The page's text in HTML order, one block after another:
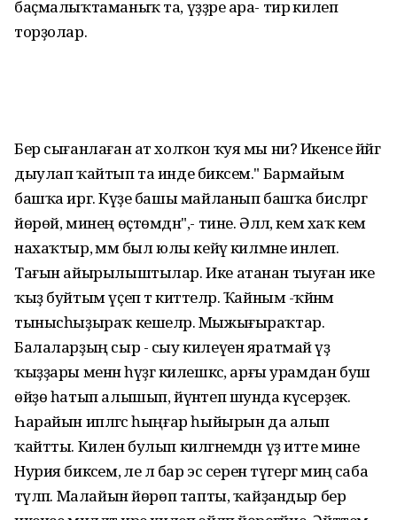
баҫмалыҡтаманыҡ та, үҙҙәре ара- тирә килеп
торҙолар.
Бер сығанлаған ат холҡон ҡуя мы ни? Икенсе йәйгә
дыулап ҡайтып та инде бикәсем." Бармайым
башҡа иргә. Күҙе башы майланып башҡа бисәләргә
йөрөй, минең өҫтөмдән",- тине. Әллә, кем хаҡ кем
нахаҡтыр, әммә был юлы кейәү килмәне инәлеп.
Тағын айырылыштылар. Ике атанан тыуған ике
ҡыҙ буйтым үҫеп тә киттеләр. Ҡайным -ҡәйнәм
тынысһыҙыраҡ кешеләр. Мыжығыраҡтар.
Балаларҙың сыр - сыу килеүен яратмай үҙ
ҡыҙҙары менән һүҙгә килешкәс, арғы урамдан буш
өйҙө һатып алышып, йүнәтеп шунда күсерҙек.
Һарайын ипләгәс һыңғар һыйырын да алып
ҡайтты. Килен булып килгәнемдән үҙ итте мине
Нурия бикәсем, әле лә бар эс серен түгергә миңә саба
тәүләп. Малайын йөрөп тапты, ҡайҙандыр бер